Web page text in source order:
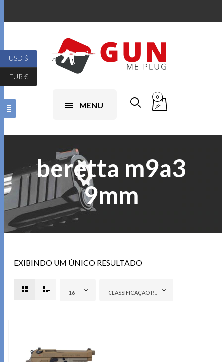
MENU
0
beretta m9a3
9mm
EXIBINDO UM ÚNICO RESULTADO
16 CLASSIFICAÇÃO PADRÃO
USD $
EUR €